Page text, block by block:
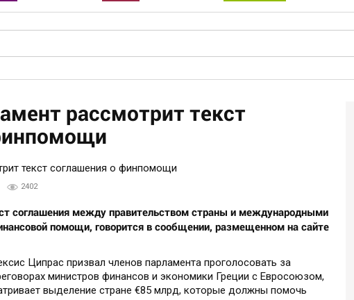
рассмотрит текст
2402
соглашения между правительством страны и международными
помощи, говорится в сообщении, размещенном на сайте
Ципрас призвал членов парламента проголосовать за
министров финансов и экономики Греции с Евросоюзом,
выделение стране €85 млрд, которые должны помочь